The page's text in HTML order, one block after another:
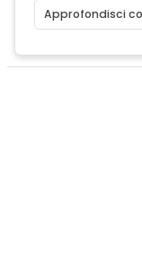
Approfondisci